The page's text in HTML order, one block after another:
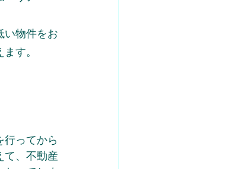
い物件をお
す。
行ってから
て、不動産